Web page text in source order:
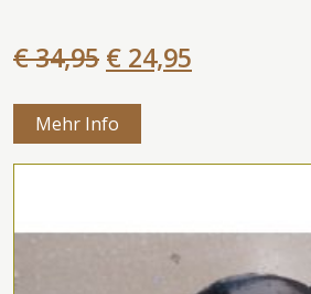
€ 34,95 € 24,95
Mehr Info